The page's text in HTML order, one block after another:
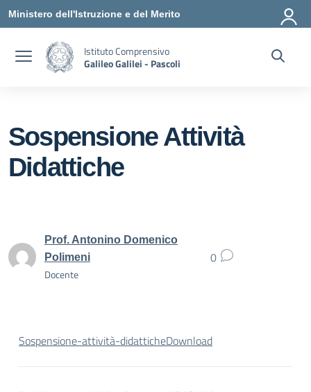
Vai ai contenuti
Vai al menu di navigazione
Vai al footer
Ministero dell'Istruzione e del Merito
Istituto Comprensivo
Galileo Galilei - Pascoli
Sospensione Attività
Didattiche
Prof. Antonino Domenico
Polimeni
Docente
0
Sospensione-attività-didatticheDownload